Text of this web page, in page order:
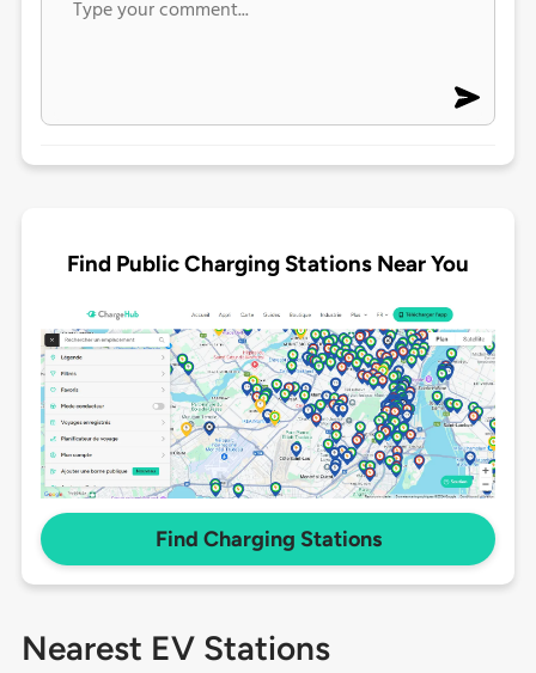
Find Public Charging Stations Near You
Find Charging Stations
Nearest EV Stations